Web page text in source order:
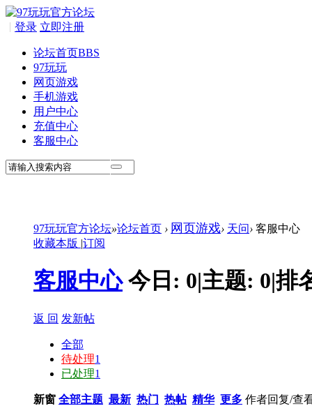
登录
| 立即注册
论坛首页BBS
97玩玩
网页游戏
手机游戏
用户中心
充值中心
客服中心
97玩玩官方论坛»论坛首页 › 网页游戏› 天问› 客服中心
收藏本版 |订阅
客服中心 今日: 0|主题: 0|排
返 回 发新帖
全部
待处理1
已处理1
新窗 全部主题 最新 热门 热帖 精华 更多 作者回复/查